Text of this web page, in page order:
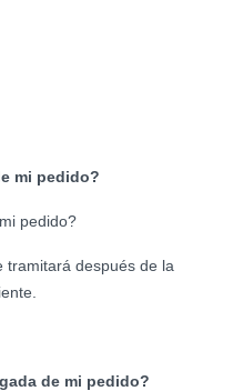
mi pedido?
pedido?
tramitará después de la
de mi pedido?